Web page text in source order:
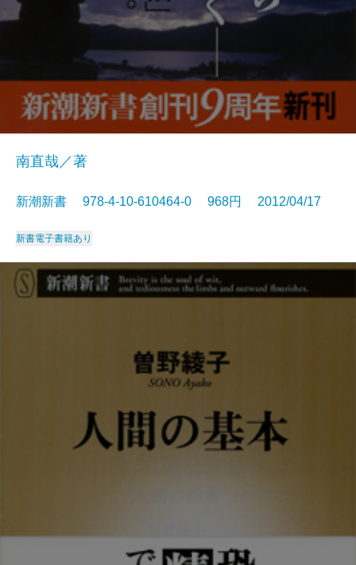
南直哉／著
新潮新書 978-4-10-610464-0 968円 2012/04/17
新書電子書籍あり